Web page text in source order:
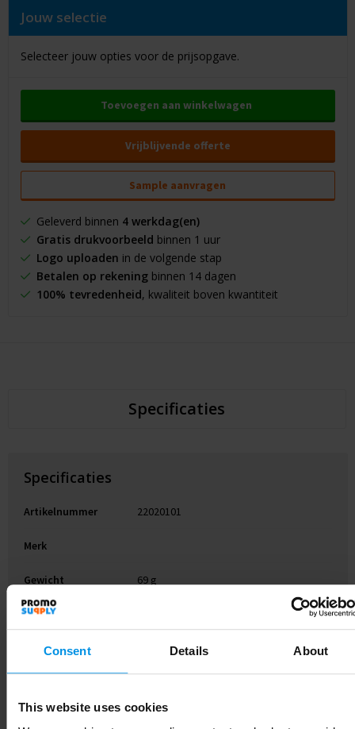
Consent Details About
This website uses cookies
Jouw selectie
Selecteer jouw opties voor de prijsopgave.
Toevoegen aan winkelwagen
Vrijblijvende offerte
Sample aanvragen
Geleverd binnen 4 werkdag(en)
Gratis drukvoorbeeld binnen 1 uur
Logo uploaden in de volgende stap
Betalen op rekeningbinnen 14 dagen
100% tevredenheid, kwaliteit boven kwantiteit
Specificaties
Specificaties
Artikelnummer 22020101
Merk
Gewicht 69 g
Materiaal
Diameter
Kleur Wit